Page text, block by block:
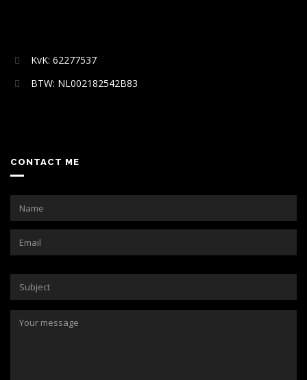
KvK: 62277537
BTW: NL002182542B83
CONTACT ME